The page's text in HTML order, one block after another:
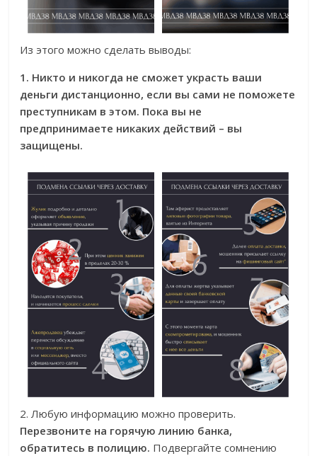
Из этого можно сделать выводы:
1. Никто и никогда не сможет украсть ваши
деньги дистанционно, если вы сами не поможете
преступникам в этом. Пока вы не
предпринимаете никаких действий – вы
защищены.
2. Любую информацию можно проверить.
Перезвоните на горячую линию банка,
обратитесь в полицию. Подвергайте сомнению